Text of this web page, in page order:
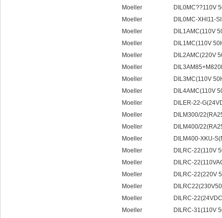
Moeller DIL0MC??110V
Moeller DIL0MC-XHI11-SI
Moeller DIL1AMC(110V
Moeller DIL1MC(110V
Moeller DIL2AMC(220V
Moeller
Moeller DIL3MC(110V
Moeller DIL4AMC(110V
Moeller DILER-22-
Moeller DILM300/
Moeller DILM400/
Moeller DILM400-XKU-
Moeller DILRC-22(110V
Moeller DILRC-
Moeller DILRC-22(220V
Moeller
Moeller DILRC-
Moeller DILRC-31(110V